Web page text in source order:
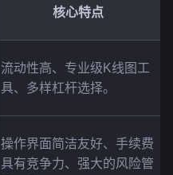
核心特点
流动性高、专业级K线图工
具、多样杠杆选择。
操作界面简洁友好、手续费
具有竞争力、强大的风险管